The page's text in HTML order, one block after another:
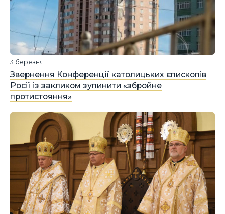
Звернення Конференції католицьких єпископів
Росії із закликом зупинити «збройне
протистояння»
3 березня